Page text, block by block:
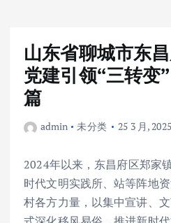
山东省聊城市东
党建引领“三转变
篇
admin 未分类 25 3 月, 2025
2024年以来，东昌府区郑家
时代文明实践所、站等阵地
村各方力量，以集中宣讲、